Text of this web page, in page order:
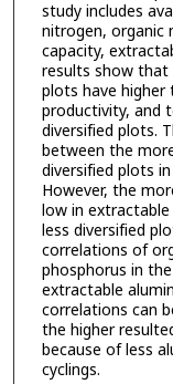
study includes
nitrogen, organic
capacity,
results show
plots have
productivity, and
diversified plots.
between the
diversified plots
However, the
low in
less diversified
correlations of
phosphorus in
extractable
correlations can
the higher
because of less
cyclings.